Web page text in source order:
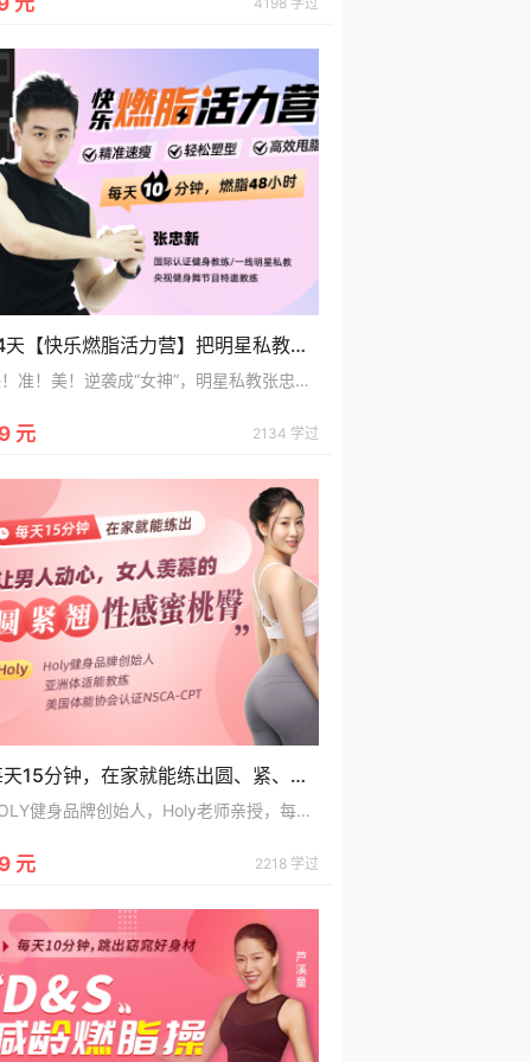
14天【快乐燃脂活力营】把明星私教带回家，精准速瘦/轻松塑型/高效甩脂!
快！准！美！逆袭成“女神”，明星私教张忠新带你不饿、不累、精准速瘦/轻松塑型/高效甩脂!
元 2134 学过
每天15分钟，在家就能练出圆、紧、翘性感蜜桃臀，让男人动心，女人羡慕
HOLY健身品牌创始人，Holy老师亲授，每天15分钟，在家练出圆、紧、翘性感蜜桃臀，让男人动心，女人羡慕
元 2218 学过